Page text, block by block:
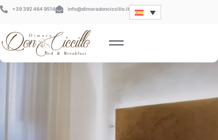
+39 392 464 9514 info@dimoradonciccillo.it